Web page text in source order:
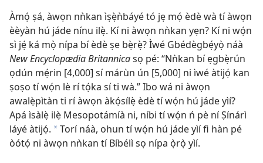
Àmọ́ ṣá, àwọn nǹkan ìṣẹ̀ǹbáyé tó jẹ mọ́ èdè wà tí àwọn
èèyàn hú jáde nínu ilẹ̀. Kí ni àwọn nǹkan yẹn? Kí ni wọ́n
sì jẹ́ ká mọ̀ nípa bí èdè ṣe bẹ̀rẹ̀? Ìwé Gbédègbẹ́yọ̀ náà
New Encyclopædia Britannicasọ pé: “Nǹkan bí ẹgbẹ̀rún
ọdún mẹ́rin [4,000] sí márùn ún [5,000] ni ìwé àtijọ́ kan
ṣoṣo tí wọ́n lè rí tọ́ka sí ti wà.” Ibo wá ni àwọn
awalẹ̀pìtàn ti rí àwọn àkọ́sílẹ̀ èdè tí wọ́n hú jáde yìí?
Apá ìsàlẹ̀ ilẹ̀ Mesopotámíà ni, níbi tí wọ́n ń pè ní Ṣínárì
láyé àtijọ́. *Torí náà, ohun tí wọ́n hú jáde yìí fi hàn pé
òótọ́ ni àwọn nǹkan tí Bíbélì sọ nípa ọ̀rọ̀ yìí.